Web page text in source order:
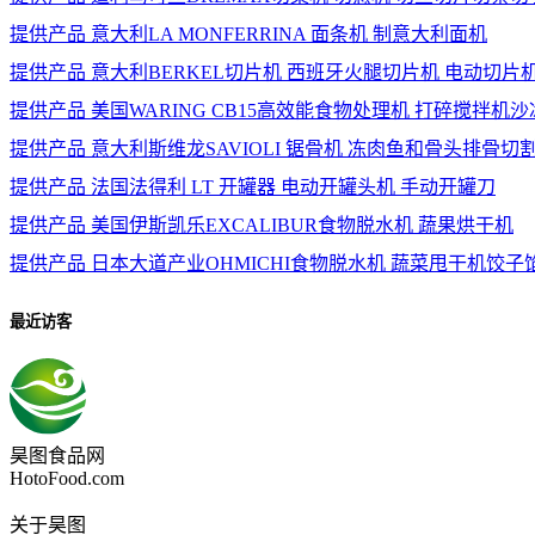
提供产品 意大利LA MONFERRINA 面条机 制意大利面机
提供产品 意大利BERKEL切片机 西班牙火腿切片机 电动切片
提供产品 美国WARING CB15高效能食物处理机 打碎搅拌机沙
提供产品 意大利斯维龙SAVIOLI 锯骨机 冻肉鱼和骨头排骨切
提供产品 法国法得利 LT 开罐器 电动开罐头机 手动开罐刀
提供产品 美国伊斯凯乐EXCALIBUR食物脱水机 蔬果烘干机
提供产品 日本大道产业OHMICHI食物脱水机 蔬菜甩干机饺子
最近访客
昊图食品网
HotoFood.com
关于昊图